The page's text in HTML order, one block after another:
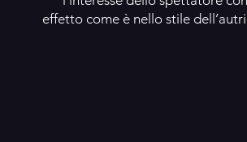
effetto come è nello stile